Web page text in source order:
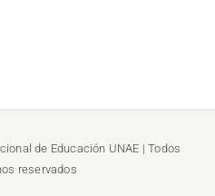
de Educación UNAE | Todos
reservados